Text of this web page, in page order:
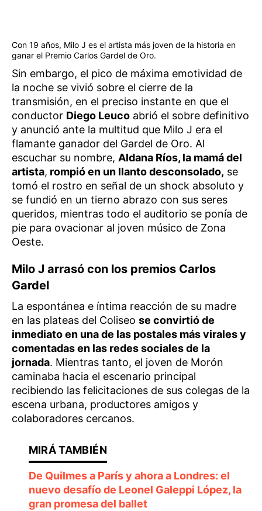
Con 19 años, Milo J es el artista más joven de la historia en
ganar el Premio Carlos Gardel de Oro.
Sin embargo, el pico de máxima emotividad de
la noche se vivió sobre el cierre de la
transmisión, en el preciso instante en que el
conductor Diego Leuco abrió el sobre definitivo
y anunció ante la multitud que Milo J era el
flamante ganador del Gardel de Oro. Al
escuchar su nombre, Aldana Ríos, la mamá del
artista, rompió en un llanto desconsolado, se
tomó el rostro en señal de un shock absoluto y
se fundió en un tierno abrazo con sus seres
queridos, mientras todo el auditorio se ponía de
pie para ovacionar al joven músico de Zona
Oeste.
Milo J arrasó con los premios Carlos
Gardel
La espontánea e íntima reacción de su madre
en las plateas del Coliseo se convirtió de
inmediato en una de las postales más virales y
comentadas en las redes sociales de la
jornada. Mientras tanto, el joven de Morón
caminaba hacia el escenario principal
recibiendo las felicitaciones de sus colegas de la
escena urbana, productores amigos y
colaboradores cercanos.
De Quilmes a París y ahora a Londres: el
nuevo desafío de Leonel Galeppi López, la
gran promesa del ballet